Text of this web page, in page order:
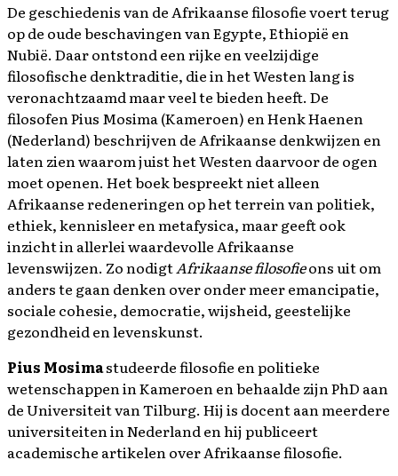
De geschiedenis van de Afrikaanse filosofie voert terug
op de oude beschavingen van Egypte, Ethiopië en
Nubië. Daar ontstond een rijke en veelzijdige
filosofische denktraditie, die in het Westen lang is
veronachtzaamd maar veel te bieden heeft. De
filosofen Pius Mosima (Kameroen) en Henk Haenen
(Nederland) beschrijven de Afrikaanse denkwijzen en
laten zien waarom juist het Westen daarvoor de ogen
moet openen. Het boek bespreekt niet alleen
Afrikaanse redeneringen op het terrein van politiek,
ethiek, kennisleer en metafysica, maar geeft ook
inzicht in allerlei waardevolle Afrikaanse
levenswijzen. Zo nodigtAfrikaanse filosofieons uit om
anders te gaan denken over onder meer emancipatie,
sociale cohesie, democratie, wijsheid, geestelijke
gezondheid en levenskunst.
Pius Mosimastudeerde filosofie en politieke
wetenschappen in Kameroen en behaalde zijn PhD aan
de Universiteit van Tilburg. Hij is docent aan meerdere
universiteiten in Nederland en hij publiceert
academische artikelen over Afrikaanse filosofie.